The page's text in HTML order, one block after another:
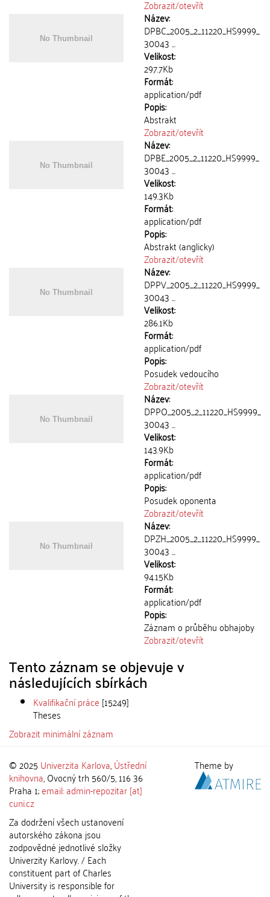
Zobrazit/otevřít
Název:
DPBC_2005_2_11220_HS9999_
30043 ...
Velikost:
297.7Kb
Formát:
application/pdf
Popis:
Abstrakt
Zobrazit/otevřít
Název:
DPBE_2005_2_11220_HS9999_
30043 ...
Velikost:
149.3Kb
Formát:
application/pdf
Popis:
Abstrakt (anglicky)
Zobrazit/otevřít
Název:
DPPV_2005_2_11220_HS9999_
30043 ...
Velikost:
286.1Kb
Formát:
application/pdf
Popis:
Posudek vedoucího
Zobrazit/otevřít
Název:
DPPO_2005_2_11220_HS9999_
30043 ...
Velikost:
143.9Kb
Formát:
application/pdf
Popis:
Posudek oponenta
Zobrazit/otevřít
Název:
DPZH_2005_2_11220_HS9999_
30043 ...
Velikost:
94.15Kb
Formát:
application/pdf
Popis:
Záznam o průběhu obhajoby
Zobrazit/otevřít
Tento záznam se objevuje v
následujících sbírkách
Kvalifikační práce [15249]
Theses
Zobrazit minimální záznam
© 2025 Univerzita Karlova,Ústřední
knihovna, Ovocný trh 560/5, 116 36
Praha 1;email: admin-repozitar [at]
cuni.cz
Za dodržení všech ustanovení
autorského zákona jsou
zodpovědné jednotlivé složky
Univerzity Karlovy. / Each
constituent part of Charles
University is responsible for
Theme by